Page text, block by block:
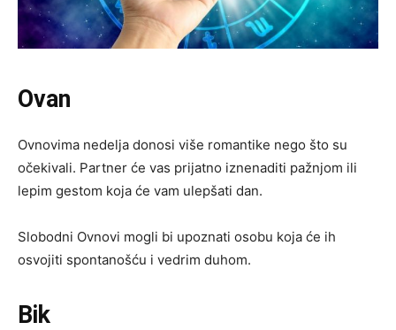
Ovan
Ovnovima nedelja donosi više romantike nego što su
očekivali. Partner će vas prijatno iznenaditi pažnjom ili
lepim gestom koja će vam ulepšati dan.
Slobodni Ovnovi mogli bi upoznati osobu koja će ih
osvojiti spontanošću i vedrim duhom.
Bik